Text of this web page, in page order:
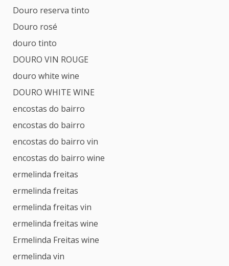
Douro reserva tinto
Douro rosé
douro tinto
DOURO VIN ROUGE
douro white wine
DOURO WHITE WINE
encostas do bairro
encostas do bairro
encostas do bairro vin
encostas do bairro wine
ermelinda freitas
ermelinda freitas
ermelinda freitas vin
ermelinda freitas wine
Ermelinda Freitas wine
ermelinda vin